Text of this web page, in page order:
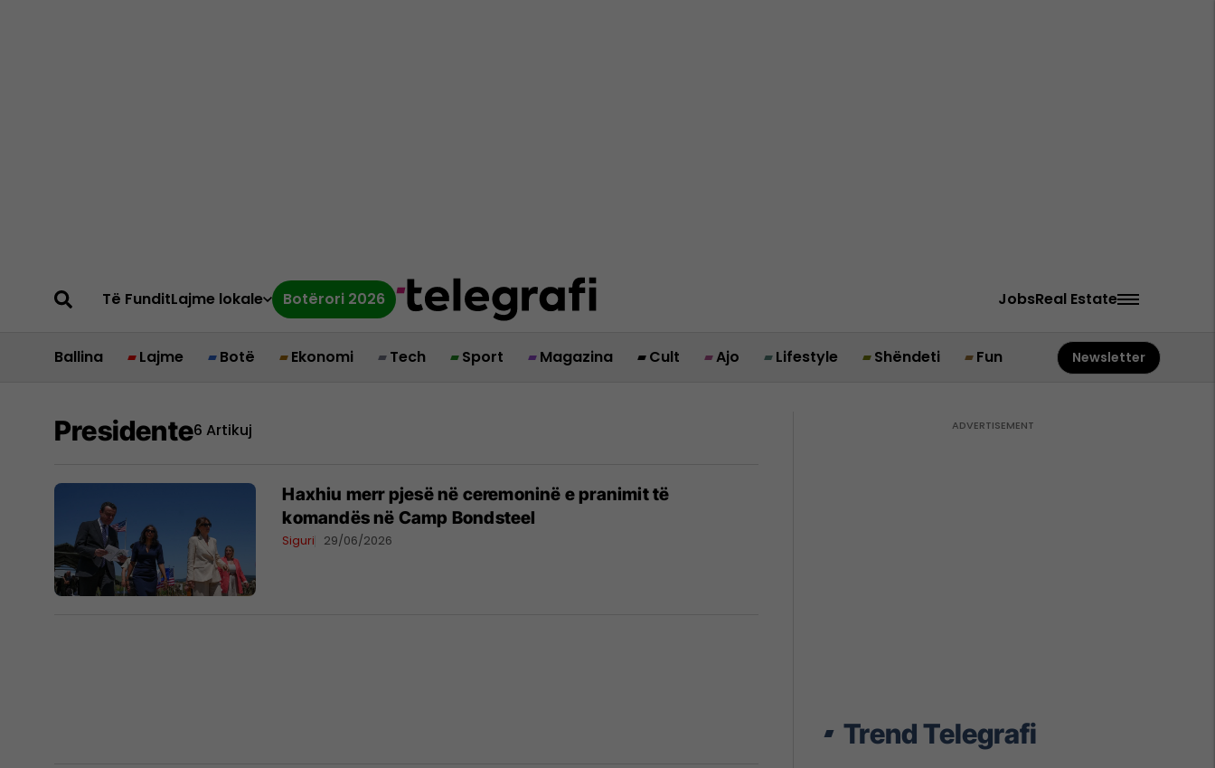
Të FunditLajme lokale Botërori 2026 JobsReal Estate
Ballina Lajme Botë Ekonomi Tech Sport Magazina Cult Ajo Lifestyle Shëndeti Fun Newsletter
Presidente6 Artikuj
Haxhiu merr pjesë në ceremoninë e pranimit të
komandës në Camp Bondsteel
Siguri 29/06/2026
Trend Telegrafi